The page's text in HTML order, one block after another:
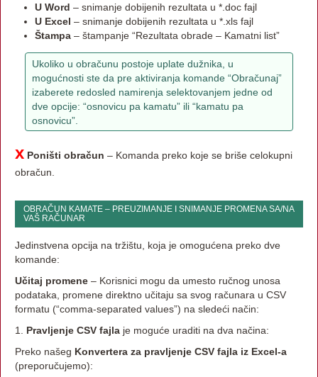
U Word – snimanje dobijenih rezultata u *.doc fajl
U Excel – snimanje dobijenih rezultata u *.xls fajl
Štampa – štampanje “Rezultata obrade – Kamatni list”
Ukoliko u obračunu postoje uplate dužnika, u
mogućnosti ste da pre aktiviranja komande “Obračunaj”
izaberete redosled namirenja selektovanjem jedne od
dve opcije: “osnovicu pa kamatu” ili “kamatu pa
osnovicu”.
x Poništi obračun – Komanda preko koje se briše celokupni
obračun.
OBRAČUN KAMATE – PREUZIMANJE I SNIMANJE PROMENA SA/NA
VAŠ RAČUNAR
Jedinstvena opcija na tržištu, koja je omogućena preko dve
komande:
Učitaj promene – Korisnici mogu da umesto ručnog unosa
podataka, promene direktno učitaju sa svog računara u CSV
formatu (“comma-separated values”) na sledeći način:
1. Pravljenje CSV fajla je moguće uraditi na dva načina:
Preko našeg Konvertera za pravljenje CSV fajla iz Excel-a
(preporučujemo):